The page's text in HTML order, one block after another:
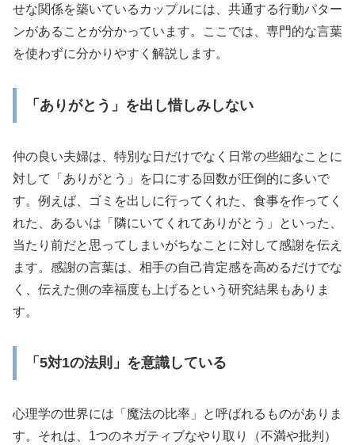
せな関係を築いているカップルには、共通する行動パター
ンがあることが分かっています。ここでは、専門的な言葉
を使わずに分かりやすく解説します。
「ありがとう」を出し惜しみしない
仲の良い夫婦は、特別な日だけでなく日常の些細なことに
対して「ありがとう」を口にする回数が圧倒的に多いで
す。例えば、ゴミを出しに行ってくれた、食事を作ってく
れた、あるいは「隣にいてくれてありがとう」といった、
当たり前だと思ってしまいがちなことに対して感謝を伝え
ます。感謝の言葉は、相手の自己肯定感を高めるだけでな
く、伝えた側の幸福度も上げるという研究結果もありま
す。
「5対1の法則」を意識している
心理学の世界には「魔法の比率」と呼ばれるものがありま
す。それは、1つのネガティブなやり取り（不満や批判）